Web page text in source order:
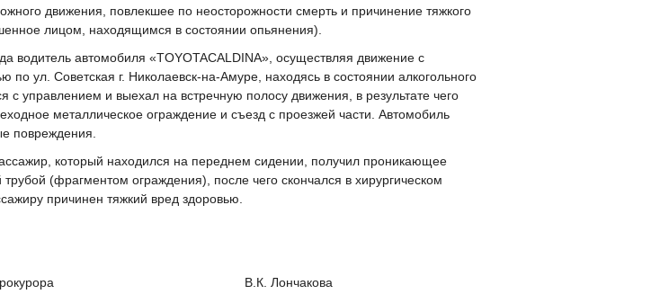
движения, повлекшее по неосторожности смерть и причинение тяжкого
лицом, находящимся в состоянии опьянения).
водитель автомобиля «TOYOTACALDINA», осуществляя движение с
ул. Советская г. Николаевск-на-Амуре, находясь в состоянии алкогольного
с управлением и выехал на встречную полосу движения, в результате чего
металлическое ограждение и съезд с проезжей части. Автомобиль
повреждения.
который находился на переднем сидении, получил проникающее
(фрагментом ограждения), после чего скончался в хирургическом
причинен тяжкий вред здоровью.
прокурора В.К. Лончакова